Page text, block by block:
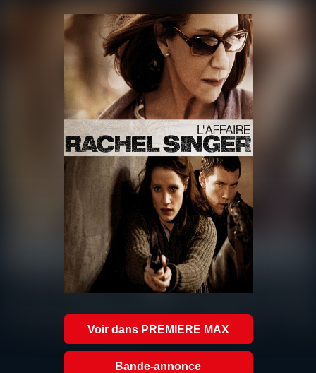
Voir dans PREMIERE MAX
Bande-annonce